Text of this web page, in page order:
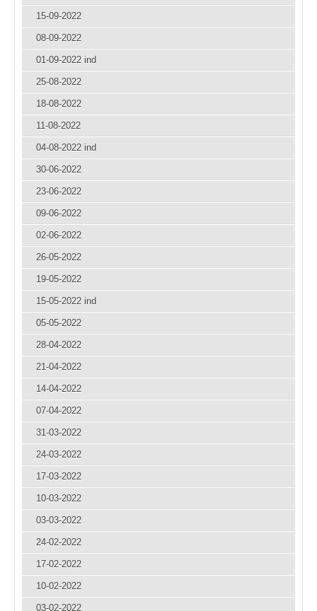
15-09-2022
08-09-2022
01-09-2022 ind
25-08-2022
18-08-2022
11-08-2022
04-08-2022 ind
30-06-2022
23-06-2022
09-06-2022
02-06-2022
26-05-2022
19-05-2022
15-05-2022 ind
05-05-2022
28-04-2022
21-04-2022
14-04-2022
07-04-2022
31-03-2022
24-03-2022
17-03-2022
10-03-2022
03-03-2022
24-02-2022
17-02-2022
10-02-2022
03-02-2022